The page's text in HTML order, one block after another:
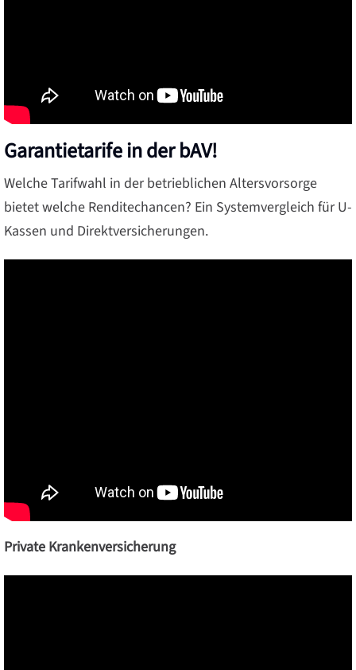
Garantietarife in der bAV!
Welche Tarifwahl in der betrieblichen Altersvorsorge
bietet welche Renditechancen? Ein Systemvergleich für U-
Kassen und Direktversicherungen.
Private Krankenversicherung